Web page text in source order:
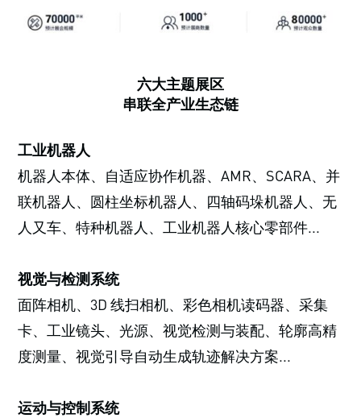
六大主题展区
串联全产业生态链
工业机器人
机器人本体、自适应协作机器、AMR、SCARA、并
联机器人、圆柱坐标机器人、四轴码垛机器人、无
人又车、特种机器人、工业机器人核心零部件...
视觉与检测系统
面阵相机、3D 线扫相机、彩色相机读码器、采集
卡、工业镜头、光源、视觉检测与装配、轮廓高精
度测量、视觉引导自动生成轨迹解决方案...
运动与控制系统